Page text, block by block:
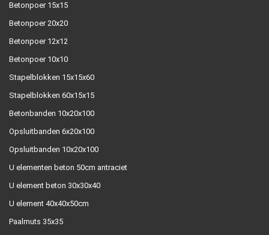
Betonpoer 15x15
Betonpoer 20x20
Betonpoer 12x12
Betonpoer 10x10
Stapelblokken 15x15x60
Stapelblokken 60x15x15
Betonbanden 10x20x100
Opsluitbanden 6x20x100
Opsluitbanden 10x20x100
U elementen beton 50cm antraciet
U element beton 30x30x40
U element 40x40x50cm
Paalmuts 35x35